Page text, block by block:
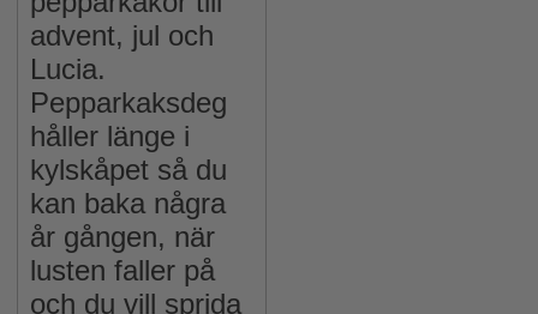
advent, jul och
Lucia.
Pepparkaksdeg
håller länge i
kylskåpet så du
kan baka några
år gången, när
lusten faller på
och du vill sprida